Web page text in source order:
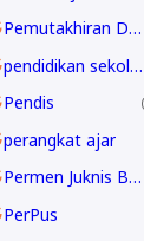
Pemutakhiran Data EMIS
pendidikan sekolah
Pendis
perangkat ajar
Permen Juknis BOSP
PerPus